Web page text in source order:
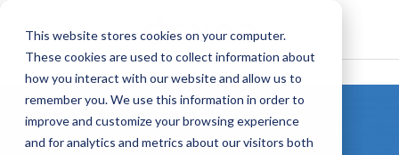
This website stores cookies on your computer.
These cookies are used to collect information about
how you interact with our website and allow us to
remember you. We use this information in order to
improve and customize your browsing experience
and for analytics and metrics about our visitors both